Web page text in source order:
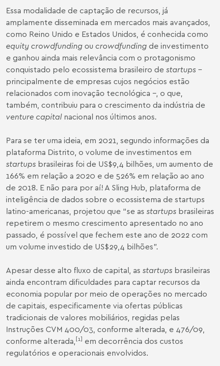
Essa modalidade de captação de recursos, já
amplamente disseminada em mercados mais avançados,
como Reino Unido e Estados Unidos, é conhecida como
equity crowdfunding ou crowdfunding de investimento
e ganhou ainda mais relevância com o protagonismo
conquistado pelo ecossistema brasileiro de startups –
principalmente de empresas cujos negócios estão
relacionados com inovação tecnológica –, o que,
também, contribuiu para o crescimento da indústria de
venture capital nacional nos últimos anos.
Para se ter uma ideia, em 2021, segundo informações da
plataforma Distrito , o volume de investimentos em
startups brasileiras foi de US$9,4 bilhões, um aumento de
166% em relação a 2020 e de 526% em relação ao ano
de 2018. E não para por aí! A Sling Hub, plataforma de
inteligência de dados sobre o ecossistema de startups
latino-americanas, projetou que “se as startups brasileiras
repetirem o mesmo crescimento apresentado no ano
passado, é possível que fechem este ano de 2022 com
um volume investido de US$29,4 bilhões”.
Apesar desse alto fluxo de capital, as startups brasileiras
ainda encontram dificuldades para captar recursos da
economia popular por meio de operações no mercado
de capitais, especificamente via ofertas públicas
tradicionais de valores mobiliários, regidas pelas
Instruções CVM 400/03, conforme alterada, e 476/09,
conforme alterada, [1] em decorrência dos custos
regulatórios e operacionais envolvidos.